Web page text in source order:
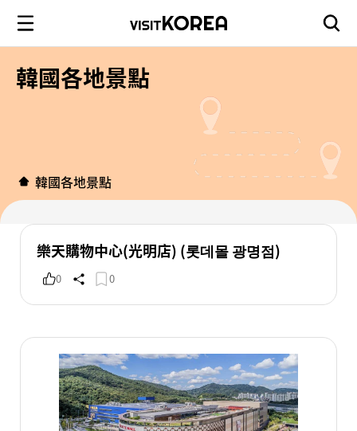
韓國各地景點
韓國各地景點
樂天購物中心(光明店) (롯데몰 광명점)
0 0